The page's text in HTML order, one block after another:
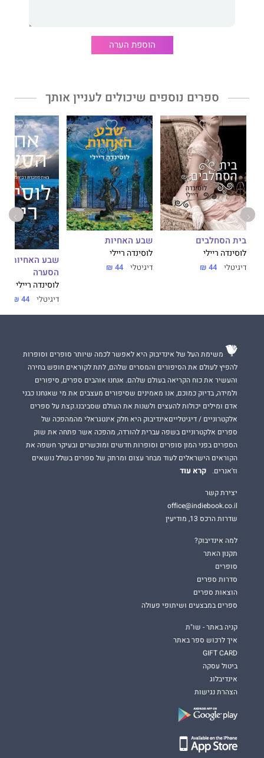
זהו הספר השישי בסדרת"שבע האחיות", שזכתה להצלחה
בינלאומית מסחררת. קדמו לו: 'שבע האחיות', 'אחות הסערה', 'אחות
הצללים', 'אחות הפנינים' ו'אחות הירח'.
לוסינדה ריילי
היא מחברת רבי–מכר שנמכרו ב–30 מיליון עותקים
ברחבי העולם. ספריה מככבים בראש רשימות רבי–המכר, וזכויות
התרגום שלהם נמכרו לשלושים מדינות.
גם ספרה 'בית הסחלבים' יצא לאור בעברית בהוצאת מודן.
הוספת הערה
ספרים נוספים שיכולים לעניין אותך
בית הסחלבים
לוסינדה ריילי
דיגיטלי 44 ₪
שבע האחיות
לוסינדה ריילי
דיגיטלי 44 ₪
הסערה
לוסינדה ריילי
דיגיטלי 44 ₪
משימת העל של אינדיבוק היא לאפשר לכמה שיותר סופרים וסופרות
להפיץ לעולם את הסיפורים והמסרים שלהם, לתת לקוראים חופש בחירה
והעשיר את כוח הקריאה בעולם שלהם. אנחנו אוהבים ספרים, סיפורים
ולמידה, בדיוק כמוכם, אנו מאמינים שסיפורים מעצבים את מי שאנחנו כבני
אדם ומילים יכולות להעצים ולשנות את העולם שסביבנו.קצת על ספרים
אלקטרוניים / דיגיטלייםאינדיבוק היא חלק אינטגראלי מהמהפכה של
ספרים אלקטרוניים בשפה עברית להורדה, מהפכה אשר פתחה את שוק
הספרים בפני המון סופרים וסופרות חדשים ומוכשרים ובעיקר חשפה את
הקוראים הישראלים לעוד מבחר עצום ומרתק של ספרים בשלל נושאים
וז'אנרים.
קרא עוד
יצירת קשר
office@indiebook.co.il
שדרות הרכס 13, מודיעין
למה אינדיבוק?
תקנון האתר
סופרים
סדרות ספרים
הוצאות ספרים
ספרים במבצעים ושיתופי פעולה
קניה באתר - שו"ת
איך לרכוש ספר באתר
GIFT CARD
ביטול עסקה
אינדיבלוג
הצהרת נגישות